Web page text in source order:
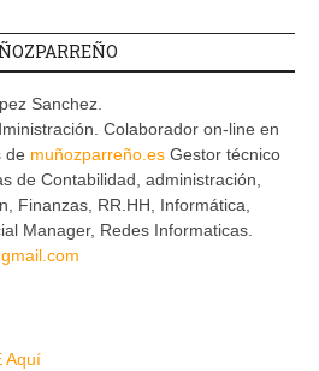
Sanchez.
Colaborador on-line en
de muñozparreño.es Gestor técnico
de Contabilidad, administración,
Finanzas, RR.HH, Informática,
Manager, Redes Informaticas.
Aquí